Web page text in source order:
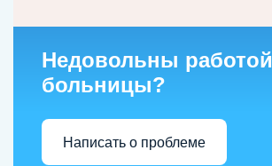
Недовольны работой
больницы?
Написать о проблеме